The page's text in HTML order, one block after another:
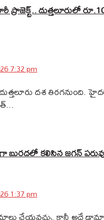
దుత్తలూరులో
7:32 pm
దుత్తలూరు దశ తిరగనుంది.
బురదలో కలిసిన జగన్
1:37 pm